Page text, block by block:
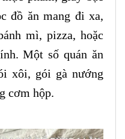
đồ ăn mang đi xa,
mì, pizza, hoặc
Một số quán ăn
xôi, gói gà nướng
cơm hộp.